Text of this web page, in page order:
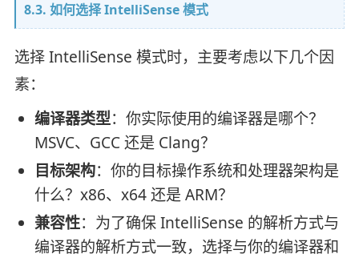
8.3. 如何选择 IntelliSense 模式
选择 IntelliSense 模式时，主要考虑以下几个因
素：
编译器类型：你实际使用的编译器是哪个？
MSVC、GCC 还是 Clang？
目标架构：你的目标操作系统和处理器架构是
什么？x86、x64 还是 ARM？
兼容性：为了确保 IntelliSense 的解析方式与
编译器的解析方式一致，选择与你的编译器和